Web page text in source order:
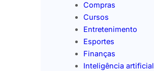
Compras
Cursos
Entretenimento
Esportes
Finanças
Inteligência artificial